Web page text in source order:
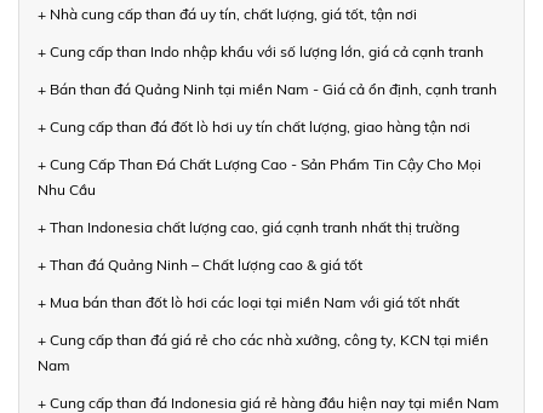
+ Nhà cung cấp than đá uy tín, chất lượng, giá tốt, tận nơi
+ Cung cấp than Indo nhập khẩu với số lượng lớn, giá cả cạnh tranh
+ Bán than đá Quảng Ninh tại miền Nam - Giá cả ổn định, cạnh tranh
+ Cung cấp than đá đốt lò hơi uy tín chất lượng, giao hàng tận nơi
+ Cung Cấp Than Đá Chất Lượng Cao - Sản Phẩm Tin Cậy Cho Mọi
Nhu Cầu
+ Than Indonesia chất lượng cao, giá cạnh tranh nhất thị trường
+ Than đá Quảng Ninh – Chất lượng cao & giá tốt
+ Mua bán than đốt lò hơi các loại tại miền Nam với giá tốt nhất
+ Cung cấp than đá giá rẻ cho các nhà xưởng, công ty, KCN tại miền
Nam
+ Cung cấp than đá Indonesia giá rẻ hàng đầu hiện nay tại miền Nam